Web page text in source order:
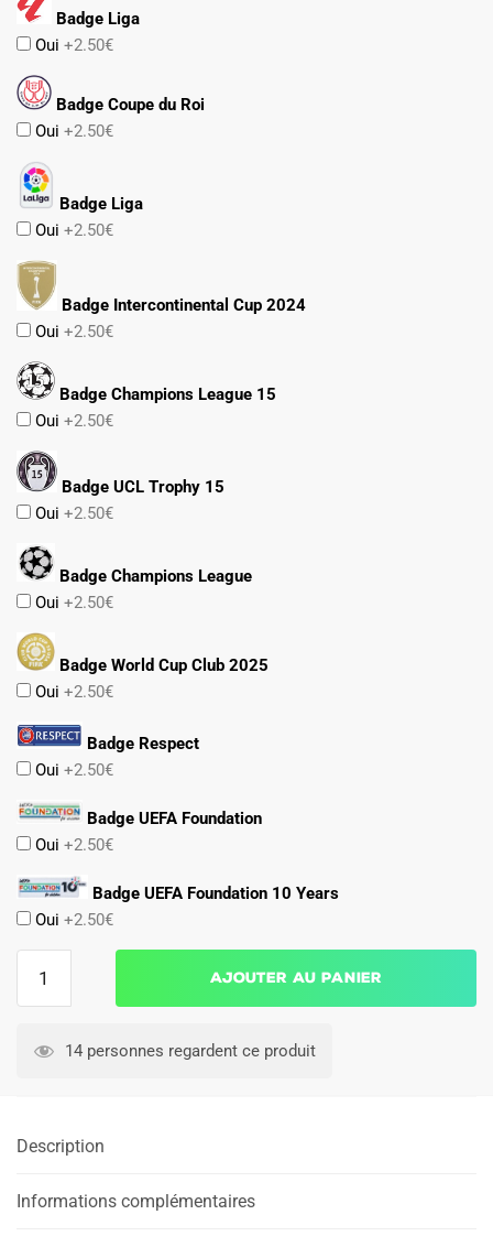
Badge Liga
Oui +2.50€
Badge Coupe du Roi
Oui +2.50€
Badge Liga
Oui +2.50€
Badge Intercontinental Cup 2024
Oui +2.50€
Badge Champions League 15
Oui +2.50€
Badge UCL Trophy 15
Oui +2.50€
Badge Champions League
Oui +2.50€
Badge World Cup Club 2025
Oui +2.50€
Badge Respect
Oui +2.50€
Badge UEFA Foundation
Oui +2.50€
Badge UEFA Foundation 10 Years
Oui +2.50€
2026
Longues
Ajouter au panier
14 personnes regardent ce produit
Description
Informations complémentaires